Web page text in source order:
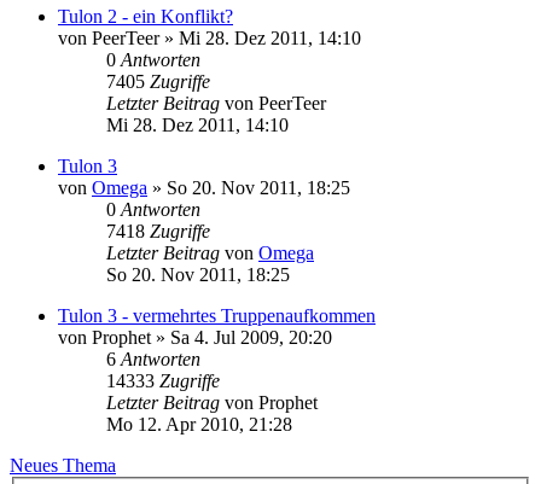
Tulon 2 - ein Konflikt?
von PeerTeer» Mi 28. Dez 2011, 14:10
0 Antworten
7405 Zugriffe
Letzter Beitrag von PeerTeer
Mi 28. Dez 2011, 14:10
Tulon 3
von Omega » So 20. Nov 2011, 18:25
0 Antworten
7418 Zugriffe
Letzter Beitrag von Omega
So 20. Nov 2011, 18:25
Tulon 3 - vermehrtes Truppenaufkommen
von Prophet » Sa 4. Jul 2009, 20:20
6 Antworten
14333 Zugriffe
Letzter Beitrag von Prophet
Mo 12. Apr 2010, 21:28
Neues Thema